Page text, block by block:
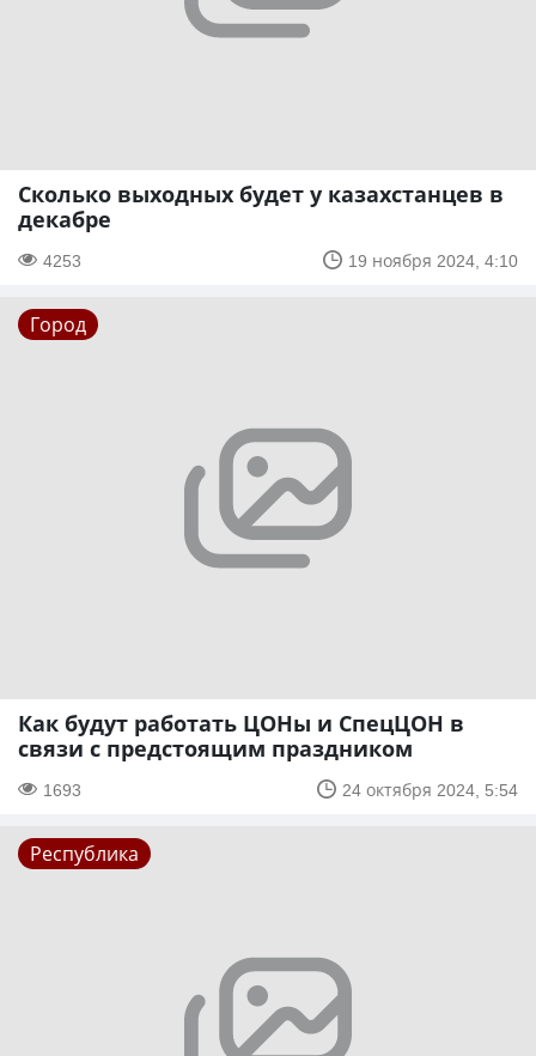
Сколько выходных будет у казахстанцев в
декабре
4253 19 ноября 2024, 4:10
Город
Как будут работать ЦОНы и СпецЦОН в
связи с предстоящим праздником
1693 24 октября 2024, 5:54
Республика